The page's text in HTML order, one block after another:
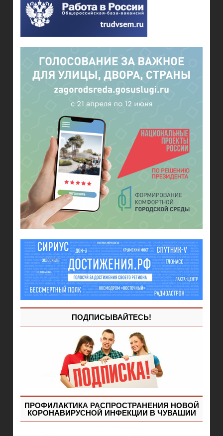
ПОДПИСЫВАЙТЕСЬ!
ПРОФИЛАКТИКА РАСПРОСТРАНЕНИЯ НОВОЙ
КОРОНАВИРУСНОЙ ИНФЕКЦИИ В ЧУВАШИИ